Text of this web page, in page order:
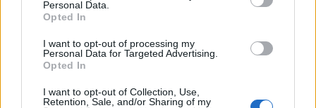
Personal Data.
Opted In
I want to opt-out of processing my
Personal Data for Targeted Advertising.
Opted In
I want to opt-out of Collection, Use,
Retention, Sale, and/or Sharing of my